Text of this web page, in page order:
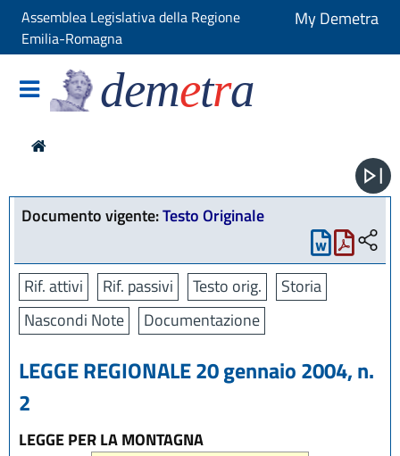
Assemblea Legislativa della Regione
Emilia-Romagna
My Demetra
demetra
Documento vigente:Testo Originale
Rif. attivi Rif. passivi Testo orig.
Storia
Nascondi Note
Documentazione
LEGGE REGIONALE 20 gennaio 2004, n.
2
LEGGE PER LA MONTAGNA